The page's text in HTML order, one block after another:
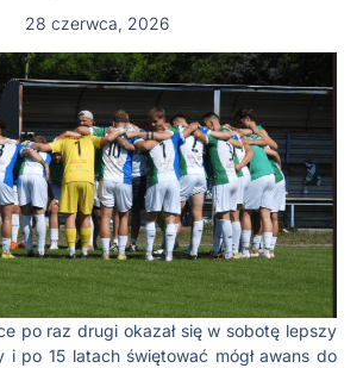
28 czerwca, 2026
po raz drugi okazał się w sobotę lepszy
i po 15 latach świętować mógł awans do